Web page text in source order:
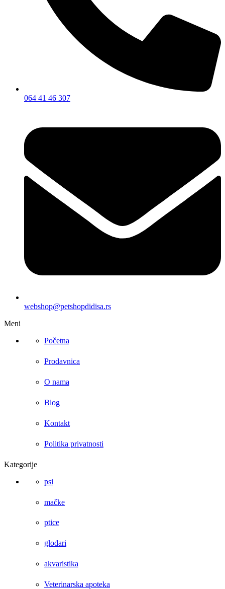
064 41 46 307
webshop@petshopdidisa.rs
Meni
Početna
Prodavnica
O nama
Blog
Kontakt
Politika privatnosti
Kategorije
psi
mačke
ptice
glodari
akvaristika
Veterinarska apoteka